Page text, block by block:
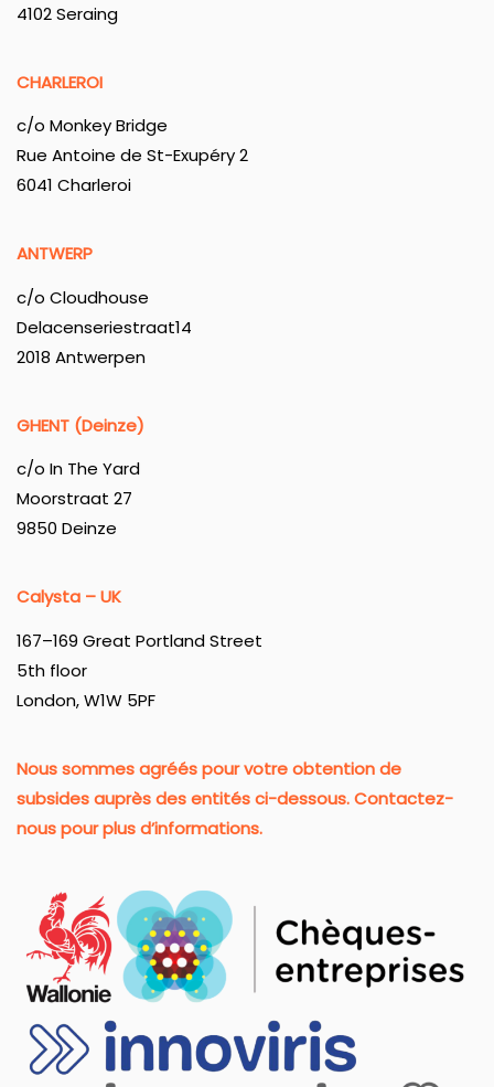
4102 Seraing
CHARLEROI
c/o Monkey Bridge
Rue Antoine de St-Exupéry 2
6041 Charleroi
ANTWERP
c/o Cloudhouse
Delacenseriestraat14
2018 Antwerpen
GHENT (Deinze)
c/o In The Yard
Moorstraat 27
9850 Deinze
Calysta – UK
167–169 Great Portland Street
5th floor
London, W1W 5PF
Nous sommes agréés pour votre obtention de
subsides auprès des entités ci-dessous. Contactez-
nous pour plus d’informations.